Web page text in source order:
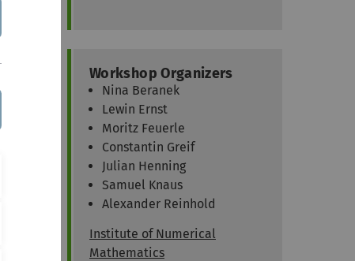
Workshop Organizers
Nina Beranek
Lewin Ernst
Moritz Feuerle
Constantin Greif
Julian Henning
Samuel Knaus
Alexander Reinhold
Institute of Numerical
Mathematics